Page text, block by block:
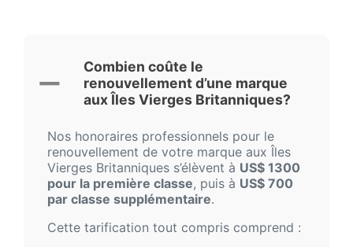
Combien coûte le
renouvellement d’une marque
aux Îles Vierges Britanniques?
Nos honoraires professionnels pour le
renouvellement de votre marque aux Îles
Vierges Britanniques s’élèvent à US$ 1300
pour la première classe, puis à US$ 700
par classe supplémentaire.
Cette tarification tout compris comprend :